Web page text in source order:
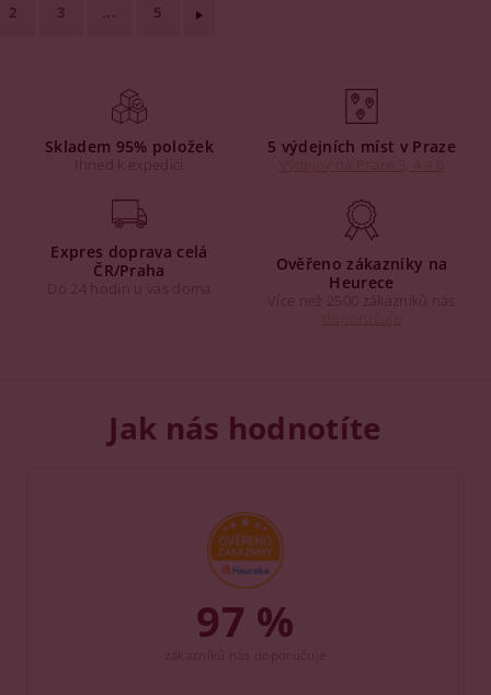
2 3 ... 5
Skladem 95% položek
Ihned k expedici
5 výdejních míst v Praze
Expres doprava celá
ČR/Praha
Do 24 hodin u vás doma
Ověřeno zákazníky na
Heurece
Více než 2500 zákazníků nás
Jak nás hodnotíte
97 %